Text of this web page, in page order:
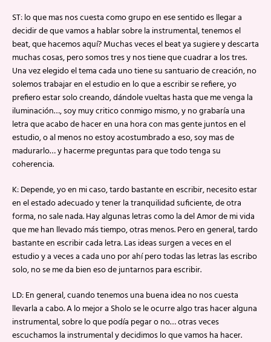
ST: lo que mas nos cuesta como grupo en ese sentido es llegar a
decidir de que vamos a hablar sobre la instrumental, tenemos el
beat, que hacemos aquí? Muchas veces el beat ya sugiere y descarta
muchas cosas, pero somos tres y nos tiene que cuadrar a los tres.
Una vez elegido el tema cada uno tiene su santuario de creación, no
solemos trabajar en el estudio en lo que a escribir se refiere, yo
prefiero estar solo creando, dándole vueltas hasta que me venga la
iluminación…, soy muy critico conmigo mismo, y no grabaría una
letra que acabo de hacer en una hora con mas gente juntos en el
estudio, o al menos no estoy acostumbrado a eso, soy mas de
madurarlo… y hacerme preguntas para que todo tenga su
coherencia.
K: Depende, yo en mi caso, tardo bastante en escribir, necesito estar
en el estado adecuado y tener la tranquilidad suficiente, de otra
forma, no sale nada. Hay algunas letras como la del Amor de mi vida
que me han llevado más tiempo, otras menos. Pero en general, tardo
bastante en escribir cada letra. Las ideas surgen a veces en el
estudio y a veces a cada uno por ahí pero todas las letras las escribo
solo, no se me da bien eso de juntarnos para escribir.
LD: En general, cuando tenemos una buena idea no nos cuesta
llevarla a cabo. A lo mejor a Sholo se le ocurre algo tras hacer alguna
instrumental, sobre lo que podía pegar o no… otras veces
escuchamos la instrumental y decidimos lo que vamos ha hacer.